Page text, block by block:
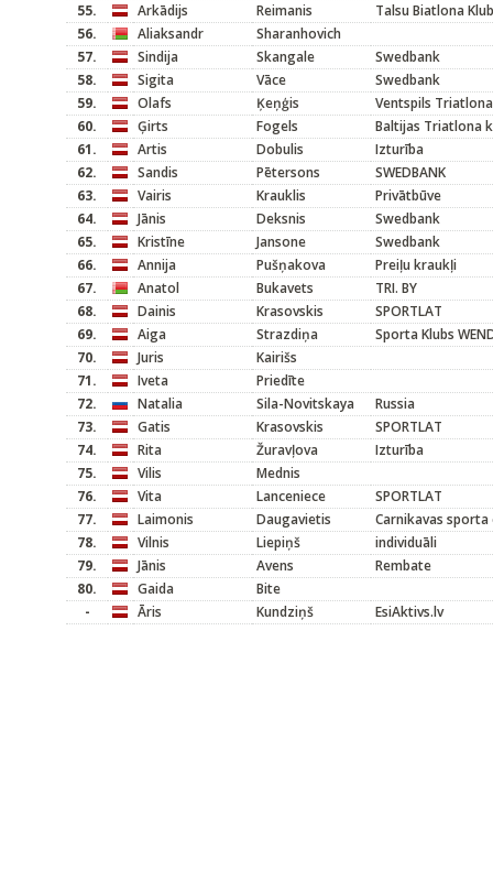
55.
Arkādijs Reimanis
Talsu Biatlona
56.
Aliaksandr
Sharanhovich
57.
Sindija Skangale
Swedbank
58.
Sigita Vāce
Swedbank
59.
Olafs Ķeņģis
Ventspils
60.
Ģirts Fogels
Baltijas Triatlona
61.
Artis Dobulis
Izturība
62.
Sandis Pētersons
SWEDBANK
63.
Vairis Krauklis
Privātbūve
64.
Jānis Deksnis
Swedbank
65.
Kristīne Jansone
Swedbank
66.
Annija Pušņakova
Preiļu kraukļi
67.
Anatol Bukavets
TRI. BY
68.
Dainis Krasovskis
SPORTLAT
69.
Aiga Strazdiņa
Sporta Klubs
70.
Juris
Kairišs
71.
Iveta
Priedīte
72.
Natalia Sila-Novitskaya
Russia
73.
Gatis Krasovskis
SPORTLAT
74.
Rita Žuravļova
Izturība
75.
Vilis
Mednis
76.
Vita Lanceniece
SPORTLAT
77.
Laimonis Daugavietis
Carnikavas sporta
78.
Vilnis Liepiņš
individuāli
79.
Jānis Avens
Rembate
80.
Gaida
Bite
-
Āris Kundziņš EsiAktivs.lv